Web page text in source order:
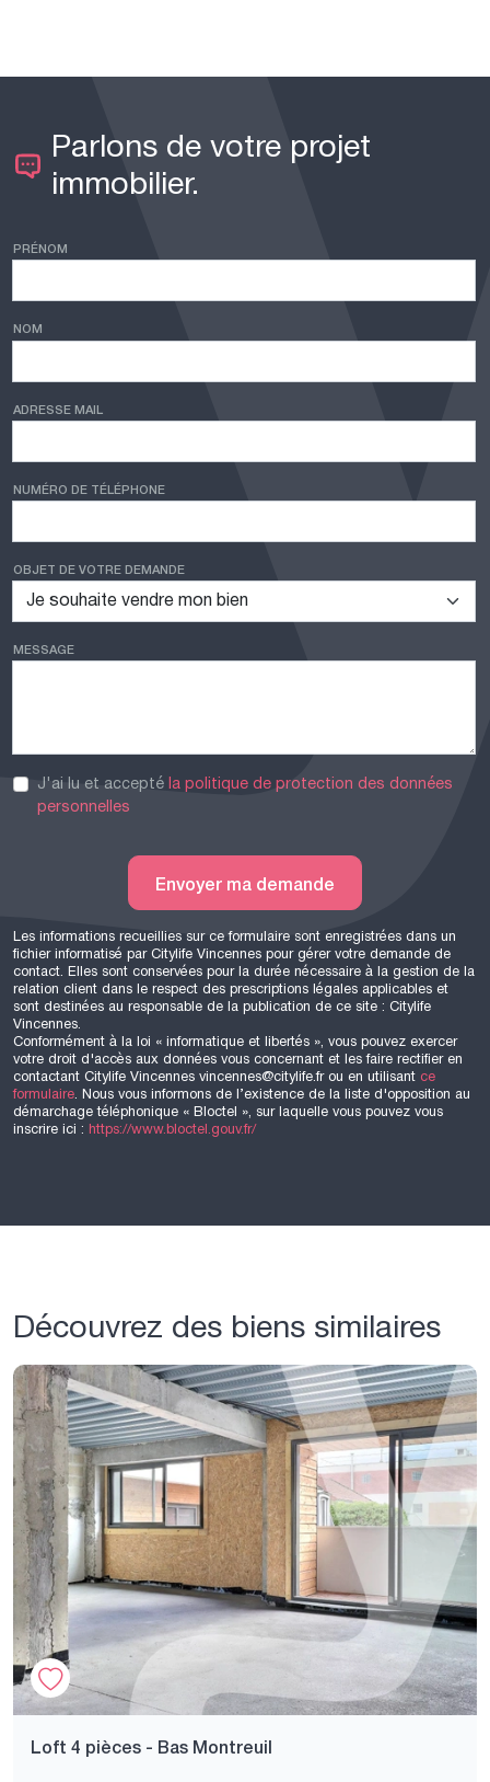
Parlons de votre projet
immobilier.
PRÉNOM
NOM
ADRESSE MAIL
NUMÉRO DE TÉLÉPHONE
OBJET DE VOTRE DEMANDE
MESSAGE
J'ai lu et acceptéla politique de protection des données
personnelles
Envoyer ma demande
Les informations recueillies sur ce formulaire sont enregistrées dans un
fichier informatisé par Citylife Vincennes pour gérer votre demande de
contact. Elles sont conservées pour la durée nécessaire à la gestion de la
relation client dans le respect des prescriptions légales applicables et
sont destinées au responsable de la publication de ce site : Citylife
Vincennes.
Conformément à la loi « informatique et libertés », vous pouvez exercer
votre droit d'accès aux données vous concernant et les faire rectifier en
contactant Citylife Vincennes vincennes@citylife.fr ou en utilisant ce
formulaire. Nous vous informons de l’existence de la liste d'opposition au
démarchage téléphonique « Bloctel », sur laquelle vous pouvez vous
inscrire ici : https://www.bloctel.gouv.fr/
Découvrez des biens similaires
Loft 4 pièces - Bas Montreuil